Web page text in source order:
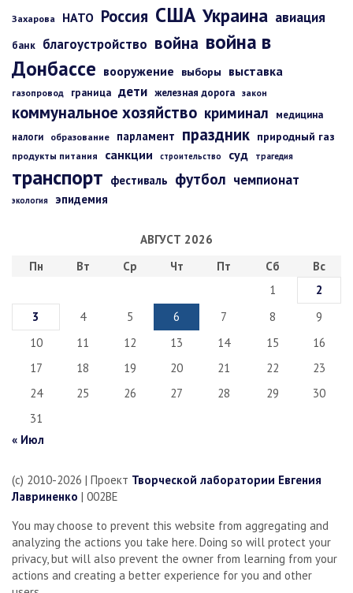
Захарова НАТО Россия США Украина авиация
банк благоустройство война война в
Донбассе вооружение выборы выставка
газопровод граница дети железная дорога закон
коммунальное хозяйство криминал медицина
налоги образование парламент праздник природный газ
продукты питания санкции строительство суд трагедия
транспорт фестиваль футбол чемпионат
экология эпидемия
АВГУСТ 2026
Пн
Вт Ср Чт Пт Сб
Вс
1
2
3
4 5 6 7 8
9
10
11 12 13 14 15
16
17
18 19 20 21 22
23
24
25 26 27 28 29
30
31
« Июл
(c) 2010-2026 | Проект Творческой лаборатории Евгения
Лавриненко | 002BE
You may choose to prevent this website from aggregating and
analyzing the actions you take here. Doing so will protect your
privacy, but will also prevent the owner from learning from your
actions and creating a better experience for you and other